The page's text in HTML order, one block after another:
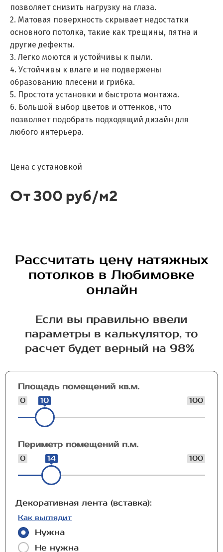
позволяет снизить нагрузку на глаза.
2. Матовая поверхность скрывает недостатки
основного потолка, такие как трещины, пятна и
другие дефекты.
3. Легко моются и устойчивы к пыли.
4. Устойчивы к влаге и не подвержены
образованию плесени и грибка.
5. Простота установки и быстрота монтажа.
6. Большой выбор цветов и оттенков, что
позволяет подобрать подходящий дизайн для
любого интерьера.
Цена с установкой
От 300 руб/м2
Рассчитать цену натяжных
потолков в Любимовке
онлайн
Если вы правильно ввели
параметры в калькулятор, то
расчет будет верный на 98%
Площадь помещений кв.м.
0 100
10
Периметр помещений п.м.
0 100
14
Декоративная лента (вставка):
Как выглядит
Нужна
Не нужна